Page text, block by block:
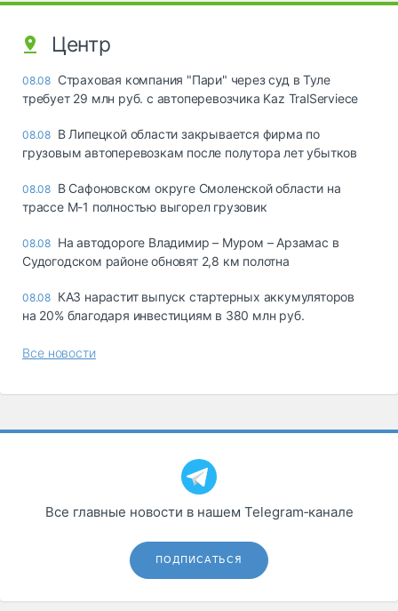
Центр
08.08 Страховая компания "Пари" через суд в Туле
требует 29 млн руб. с автоперевозчика Kaz TralServiece
08.08 В Липецкой области закрывается фирма по
грузовым автоперевозкам после полутора лет убытков
08.08 В Сафоновском округе Смоленской области на
трассе М-1 полностью выгорел грузовик
08.08 На автодороге Владимир – Муром – Арзамас в
Судогодском районе обновят 2,8 км полотна
08.08 КАЗ нарастит выпуск стартерных аккумуляторов
на 20% благодаря инвестициям в 380 млн руб.
Все новости
Все главные новости в нашем Telegram‑канале
ПОДПИСАТЬСЯ